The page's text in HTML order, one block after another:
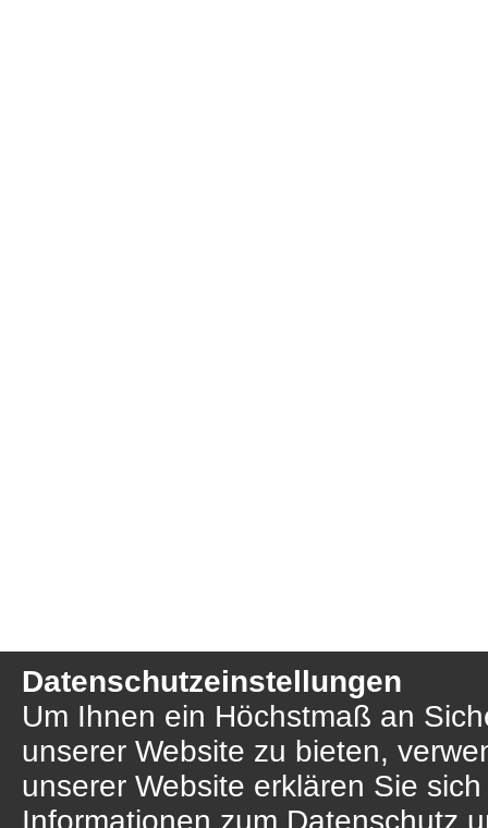
Datenschutzeinstellungen
Um Ihnen ein Höchstmaß an
unserer Website zu bieten,
unserer Website erklären Sie
Informationen zum Datenschutz